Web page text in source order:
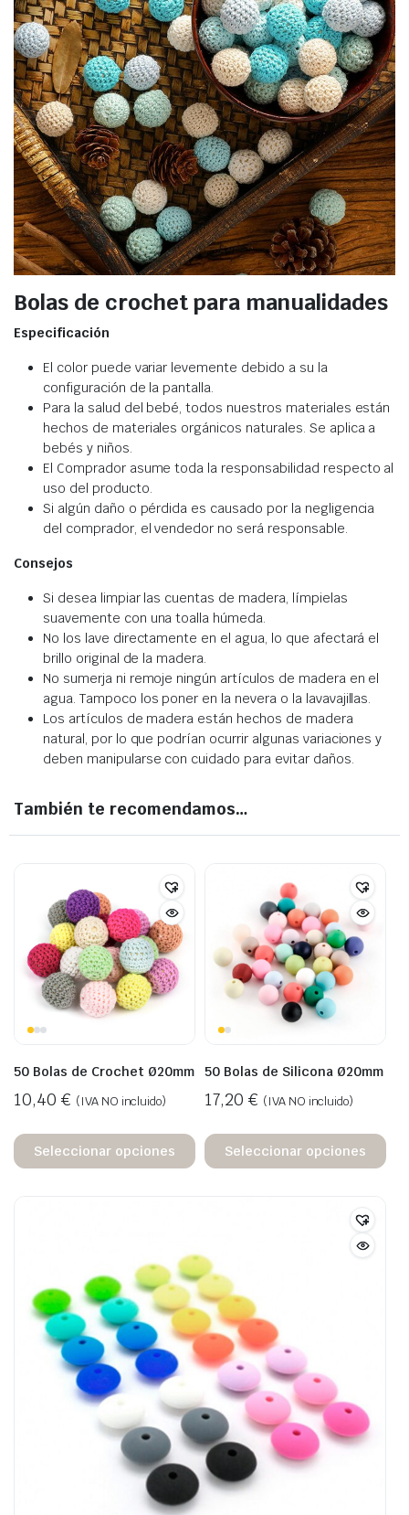
Bolas de crochet para manualidades
Especificación
El color puede variar levemente debido a su la
configuración de la pantalla.
Para la salud del bebé, todos nuestros materiales están
hechos de materiales orgánicos naturales. Se aplica a
bebés y niños.
El Comprador asume toda la responsabilidad respecto al
uso del producto.
Si algún daño o pérdida es causado por la negligencia
del comprador, el vendedor no será responsable.
Consejos
Si desea limpiar las cuentas de madera, límpielas
suavemente con una toalla húmeda.
No los lave directamente en el agua, lo que afectará el
brillo original de la madera.
No sumerja ni remoje ningún artículos de madera en el
agua. Tampoco los poner en la nevera o la lavavajillas.
Los artículos de madera están hechos de madera
natural, por lo que podrían ocurrir algunas variaciones y
deben manipularse con cuidado para evitar daños.
También te recomendamos…
50 Bolas de Crochet Ø20mm
10,40 € (IVA NO incluido)
Seleccionar opciones
50 Bolas de Silicona Ø20mm
17,20 € (IVA NO incluido)
Seleccionar opciones